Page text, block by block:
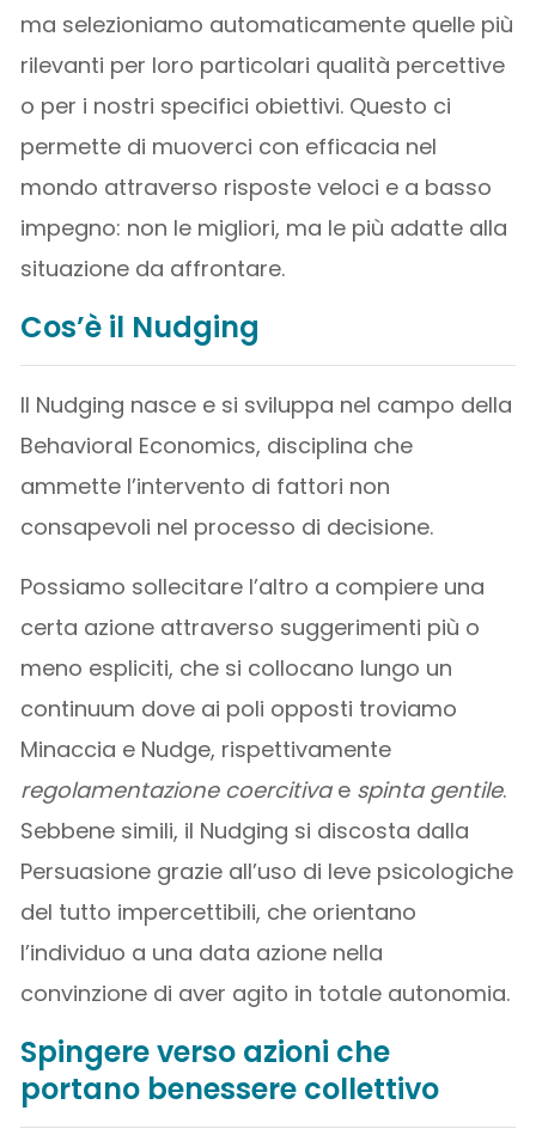
ma selezioniamo automaticamente quelle più
rilevanti per loro particolari qualità percettive
o per i nostri specifici obiettivi. Questo ci
permette di muoverci con efficacia nel
mondo attraverso risposte veloci e a basso
impegno: non le migliori, ma le più adatte alla
situazione da affrontare.
Cos’è il Nudging
Il Nudging nasce e si sviluppa nel campo della
Behavioral Economics, disciplina che
ammette l’intervento di fattori non
consapevoli nel processo di decisione.
Possiamo sollecitare l’altro a compiere una
certa azione attraverso suggerimenti più o
meno espliciti, che si collocano lungo un
continuum dove ai poli opposti troviamo
Minaccia e Nudge, rispettivamente
regolamentazione coercitivae spinta gentile.
Sebbene simili, il Nudging si discosta dalla
Persuasione grazie all’uso di leve psicologiche
del tutto impercettibili, che orientano
l’individuo a una data azione nella
convinzione di aver agito in totale autonomia.
Spingere verso azioni che
portano benessere collettivo